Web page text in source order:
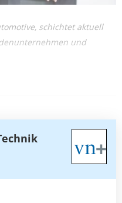
schichtet aktuell
und